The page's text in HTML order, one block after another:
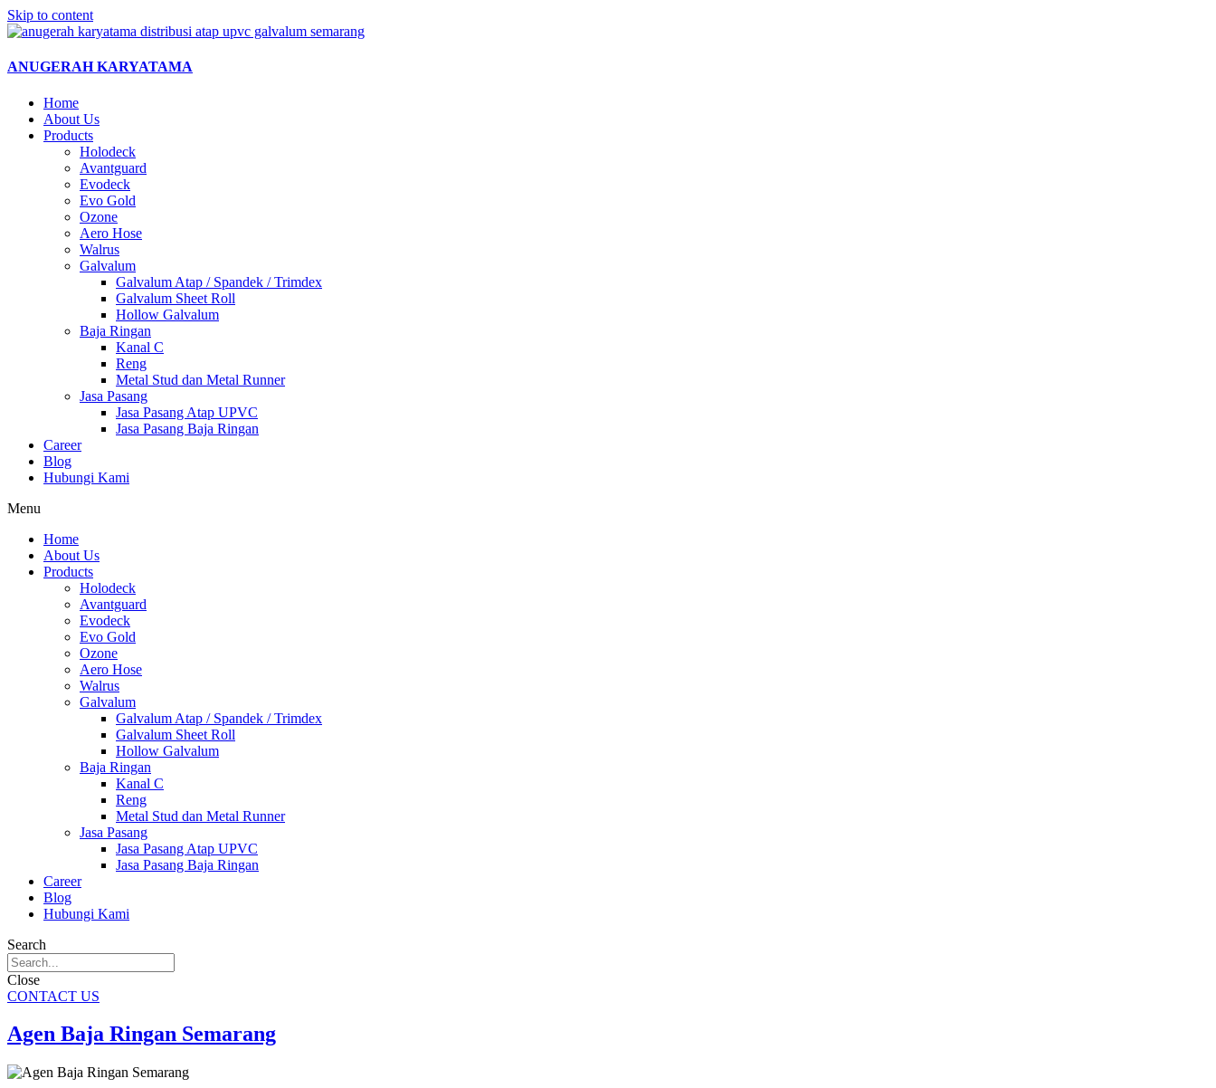
Skip to content
ANUGERAH KARYATAMA
Home
About Us
Products
Holodeck
Avantguard
Evodeck
Evo Gold
Ozone
Aero Hose
Walrus
Galvalum
Galvalum Atap / Spandek / Trimdex
Galvalum Sheet Roll
Hollow Galvalum
Baja Ringan
Kanal C
Reng
Metal Stud dan Metal Runner
Jasa Pasang
Jasa Pasang Atap UPVC
Jasa Pasang Baja Ringan
Career
Blog
Hubungi Kami
Menu
Home
About Us
Products
Holodeck
Avantguard
Evodeck
Evo Gold
Ozone
Aero Hose
Walrus
Galvalum
Galvalum Atap / Spandek / Trimdex
Galvalum Sheet Roll
Hollow Galvalum
Baja Ringan
Kanal C
Reng
Metal Stud dan Metal Runner
Jasa Pasang
Jasa Pasang Atap UPVC
Jasa Pasang Baja Ringan
Career
Blog
Hubungi Kami
Search
Close
CONTACT US
Agen Baja Ringan Semarang